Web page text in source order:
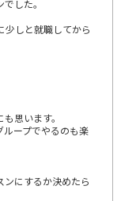
した。
少しと就職してから
思います。
ープでやるのも楽
ンにするか決めたら